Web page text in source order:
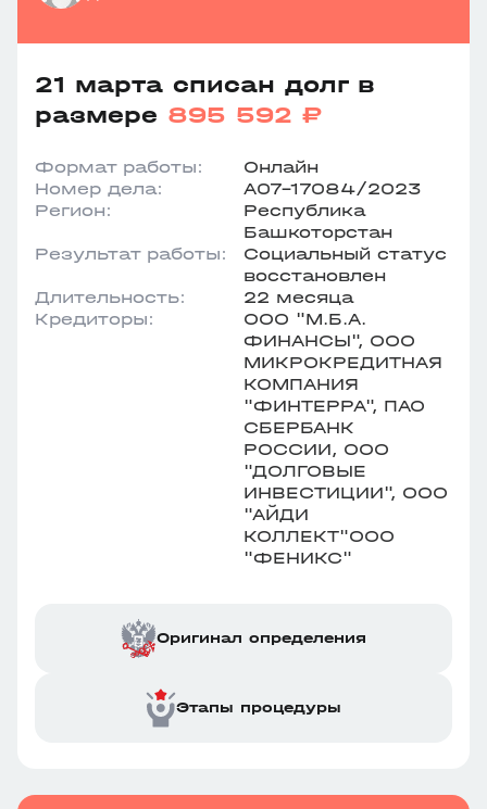
21 марта списан долг в
размере 895 592 ₽
Формат работы:
Онлайн
Номер дела:
А07-17084/2023
Регион:
Республика
Башкоторстан
Результат работы:
Социальный статус
восстановлен
Длительность:
22 месяца
Кредиторы:
ООО "М.Б.А.
ФИНАНСЫ", ООО
МИКРОКРЕДИТНАЯ
КОМПАНИЯ
"ФИНТЕРРА", ПАО
СБЕРБАНК
РОССИИ, ООО
"ДОЛГОВЫЕ
ИНВЕСТИЦИИ", ООО
"АЙДИ
КОЛЛЕКТ"ООО
"ФЕНИКС"
Оригинал определения
Этапы процедуры